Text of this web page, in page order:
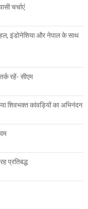
चर्चाएं
इंडोनेशिया और नेपाल के साथ
रहें- सीएम
शिवभक्त कांवड़ियों का अभिनंदन
प्रतिबद्ध